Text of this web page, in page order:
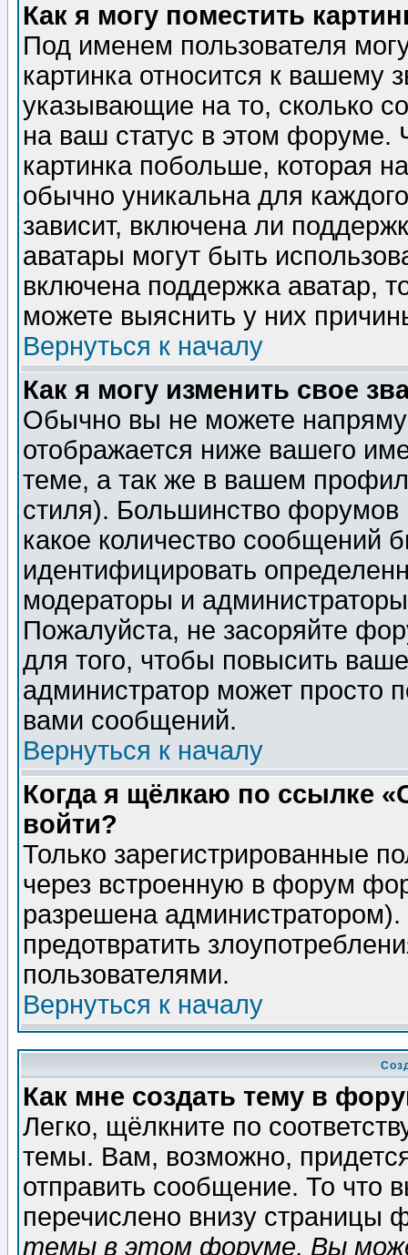
Как я могу поместить
Под именем пользователя
картинка относится к вашему
указывающие на то, сколько
на ваш статус в этом форуме.
картинка побольше, которая
обычно уникальна для
зависит, включена ли
аватары могут быть
включена поддержка аватар,
можете выяснить у них
Вернуться к началу
Как я могу изменить свое
Обычно вы не можете
отображается ниже вашего
теме, а так же в вашем
стиля). Большинство форумов
какое количество сообщений
идентифицировать
модераторы и
Пожалуйста, не засоряйте
для того, чтобы повысить
администратор может просто
вами сообщений.
Вернуться к началу
Когда я щёлкаю по ссылке
войти?
Только зарегистрированные
через встроенную в форум
разрешена
предотвратить
пользователями.
Вернуться к началу
Как мне создать тему в
Легко, щёлкните по
темы. Вам, возможно,
отправить сообщение. То что
перечислено внизу страницы
темы в этом форуме, Вы